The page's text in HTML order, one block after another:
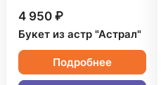
4 950 ₽
Букет из астр "Астрал"
Подробнее